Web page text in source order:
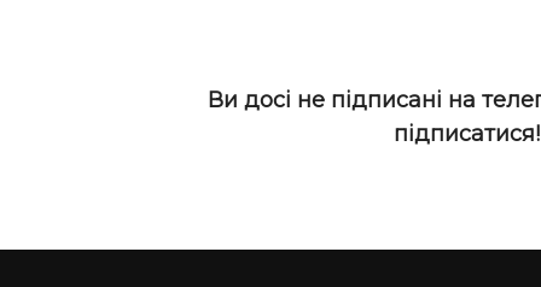
Ви досі не підписані на